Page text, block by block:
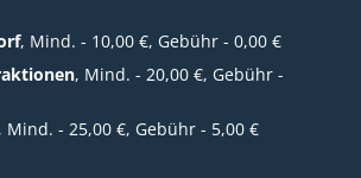
, Mind. - 10,00 €, Gebühr - 0,00 €
, Mind. - 20,00 €, Gebühr -
, Mind. - 25,00 €, Gebühr - 5,00 €